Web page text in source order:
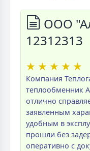
ООО
12312313
★ ★ ★ ★ ★
Компания
теплообменник
отлично
заявленным
удобным в
прошли без
оперативно с